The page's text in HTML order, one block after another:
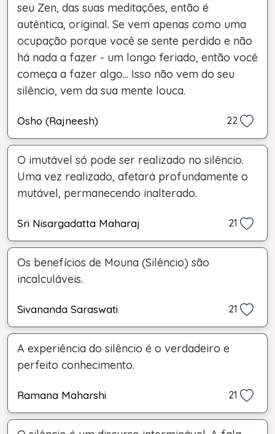
seu Zen, das suas meditações, então é
autêntica, original. Se vem apenas como uma
ocupação porque você se sente perdido e não
há nada a fazer - um longo feriado, então você
começa a fazer algo... Isso não vem do seu
silêncio, vem da sua mente louca.
Osho (Rajneesh) 22
O imutável só pode ser realizado no silêncio.
Uma vez realizado, afetará profundamente o
mutável, permanecendo inalterado.
Sri Nisargadatta Maharaj 21
Os benefícios de Mouna (Silêncio) são
incalculáveis.
Sivananda Saraswati 21
A experiência do silêncio é o verdadeiro e
perfeito conhecimento.
Ramana Maharshi 21